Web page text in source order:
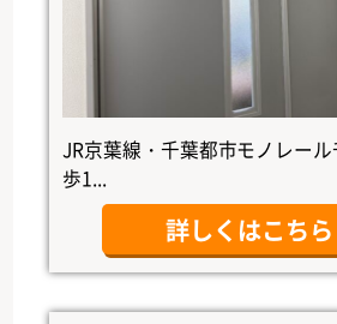
JR京葉線・千葉都市モノレー
歩1...
詳しくはこちら